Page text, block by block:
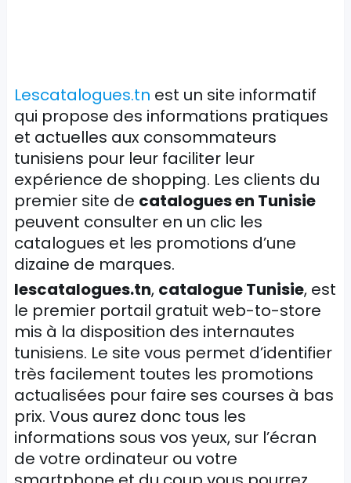
Lescatalogues.tn est un site informatif
qui propose des informations pratiques
et actuelles aux consommateurs
tunisiens pour leur faciliter leur
expérience de shopping. Les clients du
premier site de catalogues en Tunisie
peuvent consulter en un clic les
catalogues et les promotions d’une
dizaine de marques.
lescatalogues.tn, catalogue Tunisie, est
le premier portail gratuit web-to-store
mis à la disposition des internautes
tunisiens. Le site vous permet d’identifier
très facilement toutes les promotions
actualisées pour faire ses courses à bas
prix. Vous aurez donc tous les
informations sous vos yeux, sur l’écran
de votre ordinateur ou votre